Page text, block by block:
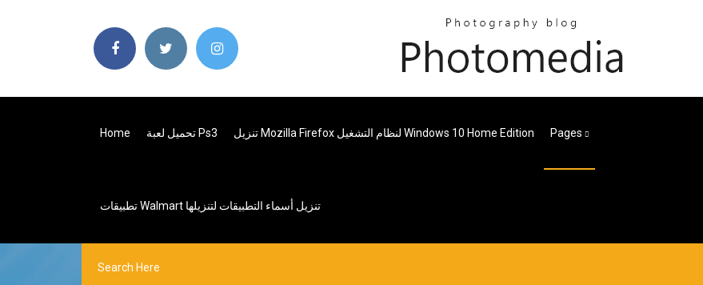
Home تحميل لعبة Ps3 تنزيل Mozilla Firefox لنظام التشغيل Windows 10 Home Edition Pages
تطبيقات Walmart تنزيل أسماء التطبيقات لتنزيلها